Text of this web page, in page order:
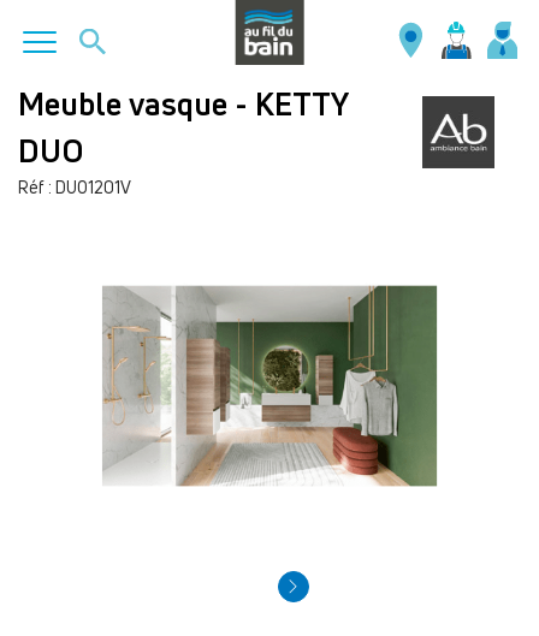
Aller
contenu
principal
Meuble vasque - KETTY
DUO
Réf : DUO1201V